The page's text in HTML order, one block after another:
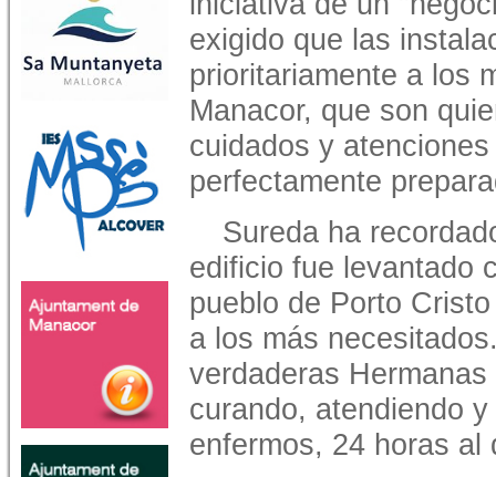
exigido que las
prioritariamente a los
Manacor, que son
cuidados y
perfectamente
Sureda ha
edificio fue levantado
pueblo de Porto
a los más
verdaderas
curando, atendiendo
enfermos, 24 horas al